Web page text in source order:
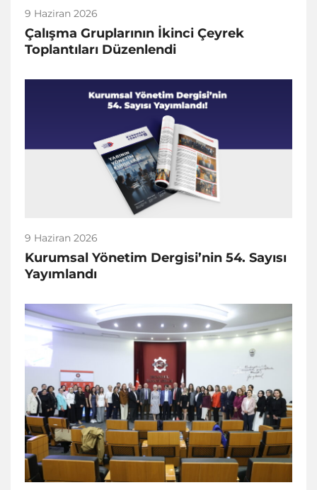
9 Haziran 2026
Çalışma Gruplarının İkinci Çeyrek
Toplantıları Düzenlendi
9 Haziran 2026
Kurumsal Yönetim Dergisi’nin 54. Sayısı
Yayımlandı